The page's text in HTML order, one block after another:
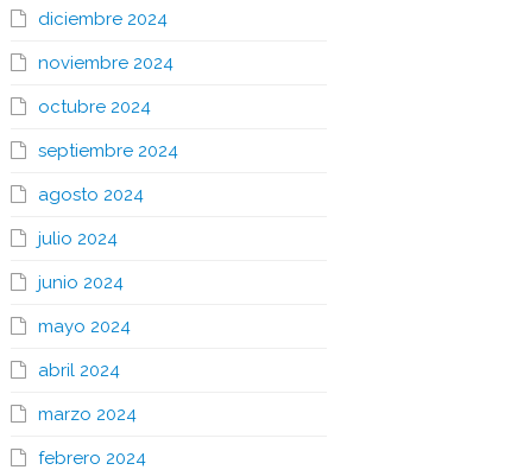
diciembre 2024
noviembre 2024
octubre 2024
septiembre 2024
agosto 2024
julio 2024
junio 2024
mayo 2024
abril 2024
marzo 2024
febrero 2024